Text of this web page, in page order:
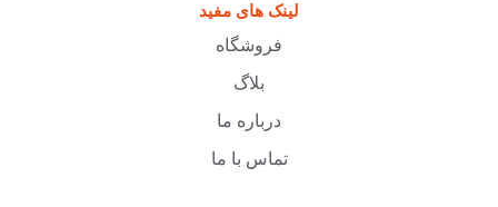
لینک های مفید
فروشگاه
بلاگ
درباره ما
تماس با ما